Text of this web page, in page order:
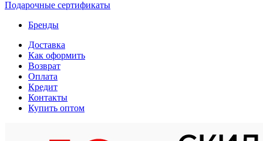
Подарочные сертификаты
Бренды
Доставка
Как оформить
Возврат
Оплата
Кредит
Контакты
Купить оптом